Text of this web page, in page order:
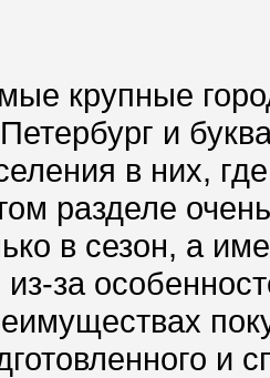
крупные
и
в них,
разделе
в сезон, а
за
и